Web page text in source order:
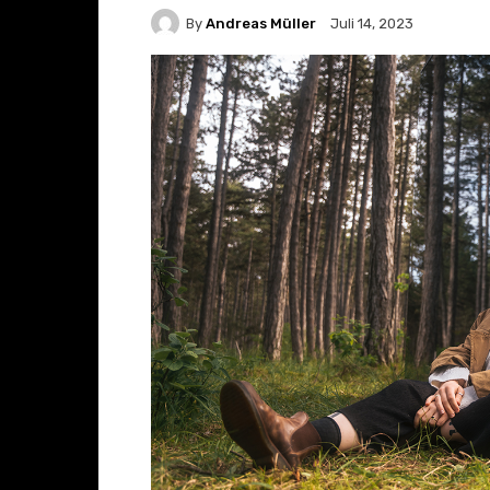
By Andreas Müller Juli 14, 2023